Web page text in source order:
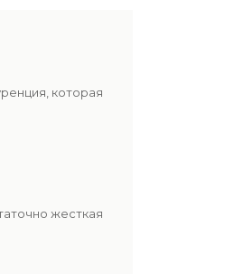
которая
жесткая